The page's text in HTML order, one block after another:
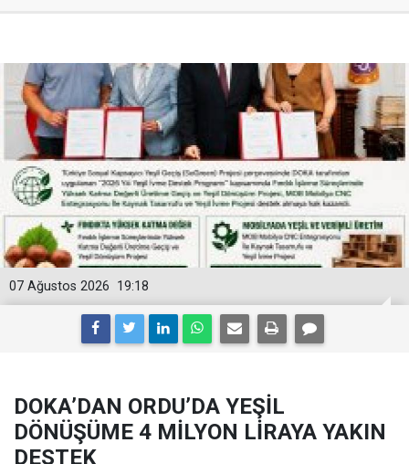
19:18
07 Ağustos 2026
DOKA’DAN ORDU’DA YEŞİL
DÖNÜŞÜME 4 MİLYON LİRAYA YAKIN
DESTEK